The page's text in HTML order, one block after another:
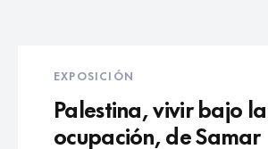
EXPOSICIÓN
Palestina, vivir bajo la
ocupación, de Samar